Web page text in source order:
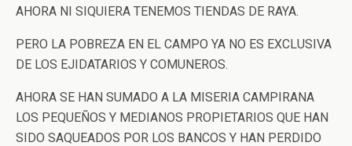
AHORA NI SIQUIERA TENEMOS TIENDAS DE RAYA.
PERO LA POBREZA EN EL CAMPO YA NO ES EXCLUSIVA
DE LOS EJIDATARIOS Y COMUNEROS.
AHORA SE HAN SUMADO A LA MISERIA CAMPIRANA
LOS PEQUEÑOS Y MEDIANOS PROPIETARIOS QUE HAN
SIDO SAQUEADOS POR LOS BANCOS Y HAN PERDIDO